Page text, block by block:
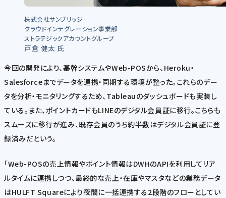
株式会社サンブリッジ
クラウドインテグレーション事業部
ストラテジックアカウントグループ
戸倉 健太 氏
今回の開発により、基幹システムやWeb-POSから、Heroku・
Salesforceまでデータを連携・同期する環境が整った。これらのデー
タを分析・モニタリングするため、Tableauのダッシュボードも実装し
ている。また、ポイントカードもLINEのデジタル会員証に移行。こちらも
スムーズに移行が進み、既存会員のうち約半数はデジタル会員証に登
録済みだという。
「Web-POSの売上情報やポイント情報はDWHのAPIを利用してリア
ルタイムに連携しつつ、最終的な売上・在庫やマスタなどの業務データ
はHULFT Squareにより夜間に一括連携する2段階のフローとしてい